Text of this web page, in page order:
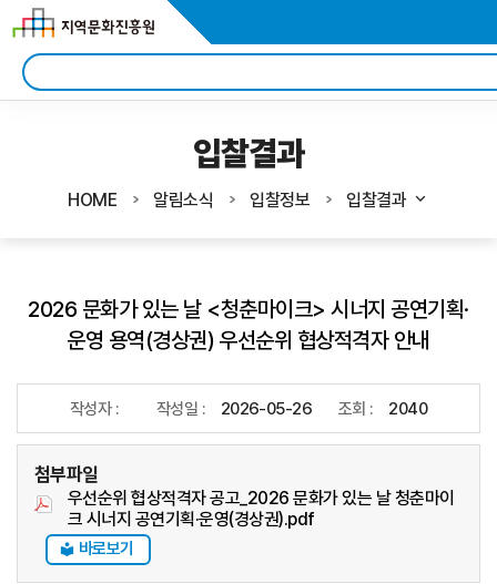
입찰결과
HOME 알림소식 입찰정보 입찰결과
2026 문화가 있는 날 <청춘마이크> 시너지 공연기획·
운영 용역(경상권) 우선순위 협상적격자 안내
작성자 : 작성일 : 2026-05-26 조회 : 2040
첨부파일
우선순위 협상적격자 공고_2026 문화가 있는 날 청춘마이
크 시너지 공연기획·운영(경상권).pdf
바로보기